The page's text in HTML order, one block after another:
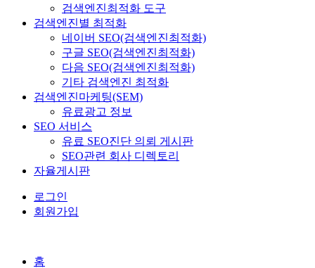
검색엔진최적화 도구
검색엔진별 최적화
네이버 SEO(검색엔진최적화)
구글 SEO(검색엔진최적화)
다음 SEO(검색엔진최적화)
기타 검색엔진 최적화
검색엔진마케팅(SEM)
유료광고 정보
SEO 서비스
유료 SEO진단 의뢰 게시판
SEO관련 회사 디렉토리
자율게시판
로그인
회원가입
홈